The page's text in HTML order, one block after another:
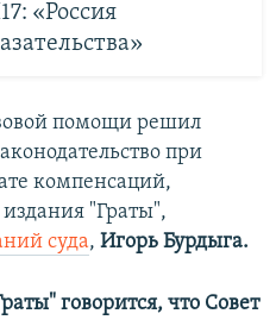
«Россия
помощи решил
при
компенсаций,
"Граты",
суда, Игорь Бурдыга.
говорится, что Совет